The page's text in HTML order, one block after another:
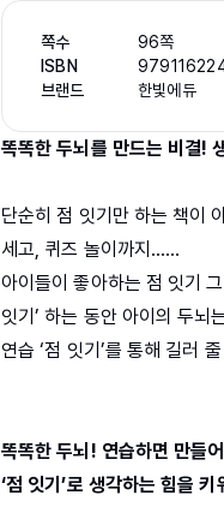
쪽수
96쪽
ISBN
브랜드
한빛에듀
똑똑한 두뇌를 만드는 비결!
단순히 점 잇기만 하는 책이
세고, 퀴즈 놀이까지……
아이들이 좋아하는 점 잇기
잇기’ 하는 동안 아이의 두뇌
연습 ‘점 잇기’를 통해 길러
똑똑한 두뇌! 연습하면 만들
‘점 잇기’로 생각하는 힘을 키